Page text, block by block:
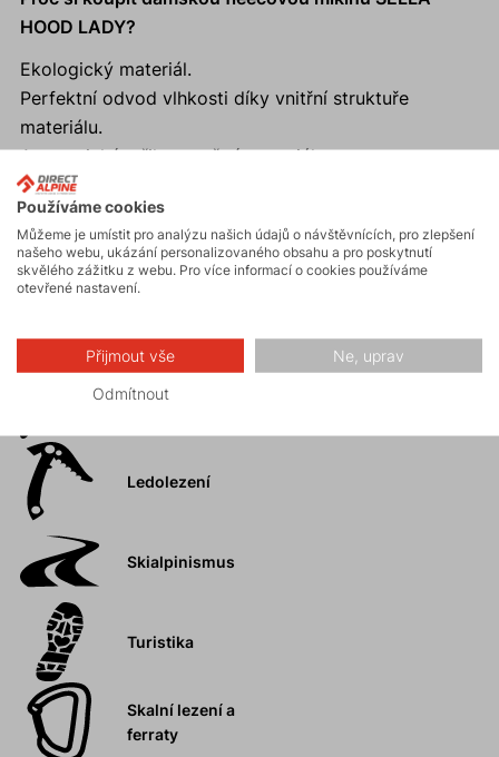
HOOD LADY?
Ekologický materiál.
Perfektní odvod vlhkosti díky vnitřní struktuře
materiálu.
Anatomický střih a pružný materiál.
Moderní sportovní střih a dobře padnoucí kapuce.
Promyšlený systém kapes
Horské expedice
Ledolezení
Skialpinismus
Turistika
Skalní lezení a
ferraty
Používáme cookies
Můžeme je umístit pro analýzu našich údajů o návštěvnících, pro zlepšení
našeho webu, ukázání personalizovaného obsahu a pro poskytnutí
skvělého zážitku z webu. Pro více informací o cookies používáme
otevřené nastavení.
Přijmout vše Ne, uprav
Odmítnout